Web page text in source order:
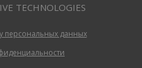
TECHNOLOGIES
персональных данных